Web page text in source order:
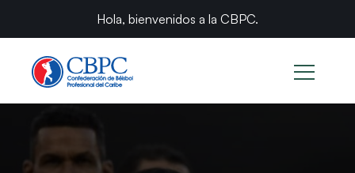
Hola, bienvenidos a la CBPC.